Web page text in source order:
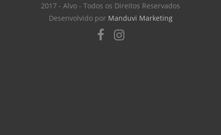
2017 - Alvo - Todos os Direitos Reservados
Desenvolvido por Manduvi Marketing